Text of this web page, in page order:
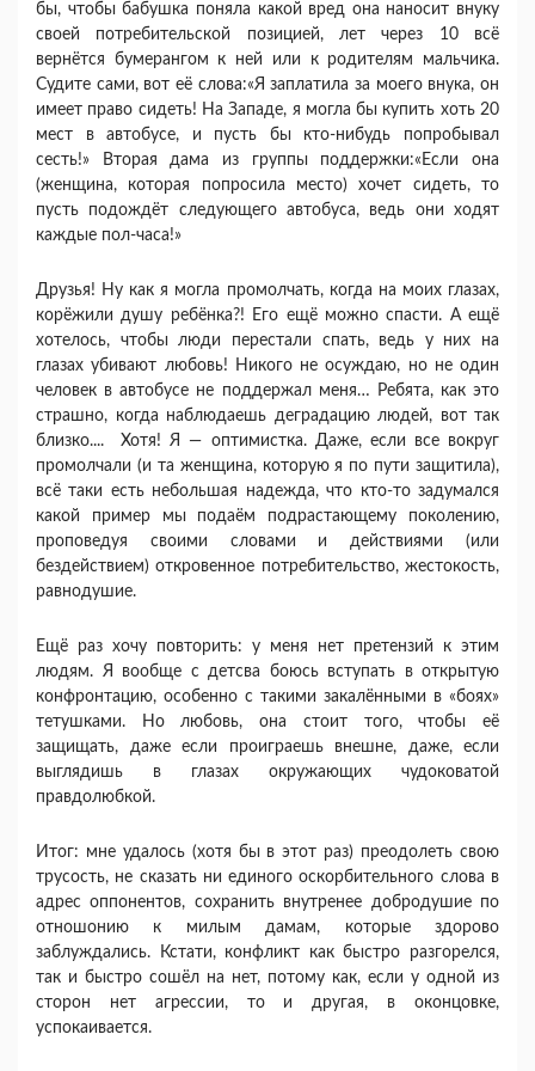
бы, чтобы бабушка поняла какой вред она наносит внуку
своей потребительской позицией, лет через 10 всё
вернётся бумерангом к ней или к родителям мальчика.
Судите сами, вот её слова:«Я заплатила за моего внука, он
имеет право сидеть! На Западе, я могла бы купить хоть 20
мест в автобусе, и пусть бы кто-нибудь попробывал
сесть!» Вторая дама из группы поддержки:«Если она
(женщина, которая попросила место) хочет сидеть, то
пусть подождёт следующего автобуса, ведь они ходят
каждые пол-часа!»
Друзья! Ну как я могла промолчать, когда на моих глазах,
корёжили душу ребёнка?! Его ещё можно спасти. А ещё
хотелось, чтобы люди перестали спать, ведь у них на
глазах убивают любовь! Никого не осуждаю, но не один
человек в автобусе не поддержал меня… Ребята, как это
страшно, когда наблюдаешь деградацию людей, вот так
близко.... Хотя! Я — оптимистка. Даже, если все вокруг
промолчали (и та женщина, которую я по пути защитила),
всё таки есть небольшая надежда, что кто-то задумался
какой пример мы подаём подрастающему поколению,
проповедуя своими словами и действиями (или
бездействием) откровенное потребительство, жестокость,
равнодушие.
Ещё раз хочу повторить: у меня нет претензий к этим
людям. Я вообще с детсва боюсь вступать в открытую
конфронтацию, особенно с такими закалёнными в «боях»
тетушками. Но любовь, она стоит того, чтобы её
защищать, даже если проиграешь внешне, даже, если
выглядишь в глазах окружающих чудоковатой
правдолюбкой.
Итог: мне удалось (хотя бы в этот раз) преодолеть свою
трусость, не сказать ни единого оскорбительного слова в
адрес оппонентов, сохранить внутренее добродушие по
отношонию к милым дамам, которые здорово
заблуждались. Кстати, конфликт как быстро разгорелся,
так и быстро сошёл на нет, потому как, если у одной из
сторон нет агрессии, то и другая, в оконцовке,
успокаивается.